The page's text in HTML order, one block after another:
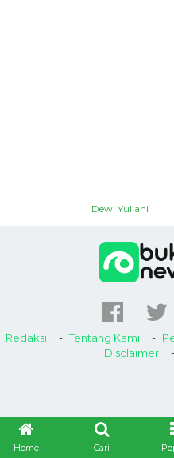
Home Cari
Dewi Yuliani
Redaksi Tentang Kami
Disclaimer